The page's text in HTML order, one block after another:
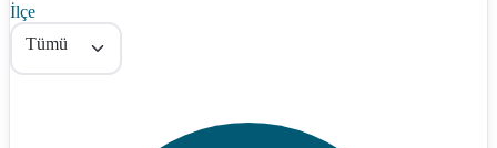
İlçe
Tümü